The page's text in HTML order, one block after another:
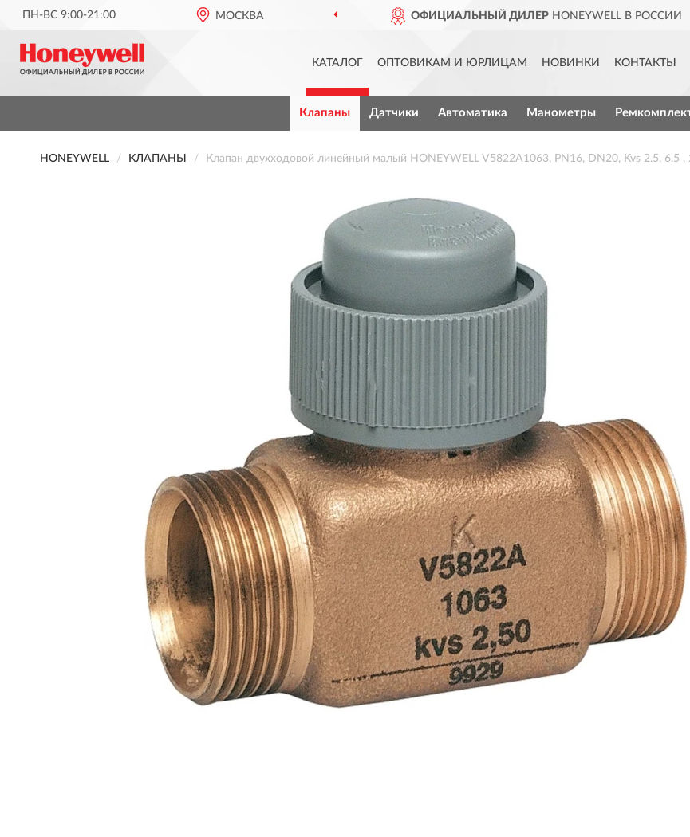
ПН-ВС 9:00-21:00 МОСКВА ОФИЦИАЛЬНЫЙ ДИЛЕРHONEYWELL В РОССИИ
КАТАЛОГ ОПТОВИКАМ И ЮРЛИЦАМ НОВИНКИ КОНТАКТЫ
Клапаны Датчики Автоматика Манометры
HONEYWELL КЛАПАНЫ Клапан двухходовой линейный малый HONEYWELL V5822A1063, PN16, DN20, Kvs 2.5, 6.5 ,